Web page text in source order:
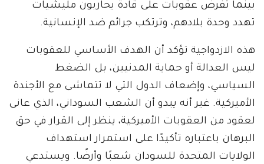
بينما تفرض عقوبات على قادة يحاربون مليشيات
تهدد وحدة بلادهم، وترتكب جرائم ضد الإنسانية.
هذه الازدواجية تؤكد أن الهدف الأساسي للعقوبات
ليس العدالة أو حماية المدنيين، بل الضغط
السياسي، وإضعاف الدول التي لا تتماشى مع الأجندة
الأميركية. غير أنه يبدو أن الشعب السوداني، الذي عانى
لعقود من العقوبات الأميركية، ينظر إلى القرار في حق
البرهان باعتباره تأكيدًا على استمرار استهداف
الولايات المتحدة للسودان شعبًا وأرضًا. ويستدعي